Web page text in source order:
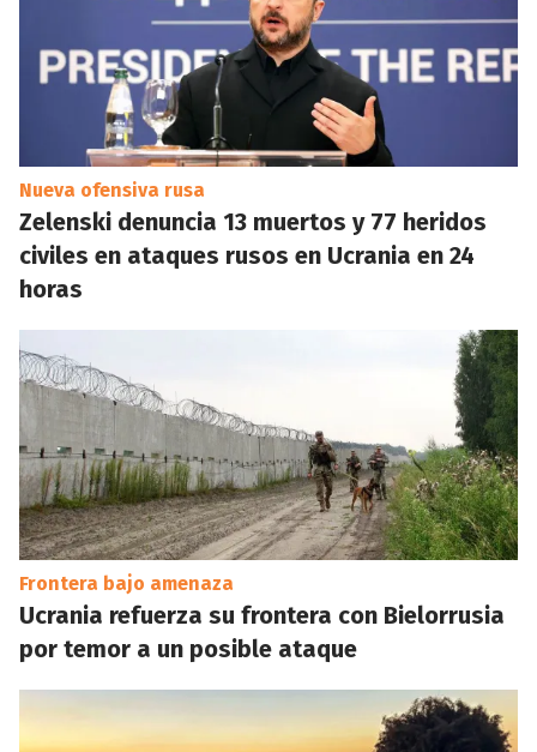
Nueva ofensiva rusa
Zelenski denuncia 13 muertos y 77 heridos
civiles en ataques rusos en Ucrania en 24
horas
Frontera bajo amenaza
Ucrania refuerza su frontera con Bielorrusia
por temor a un posible ataque